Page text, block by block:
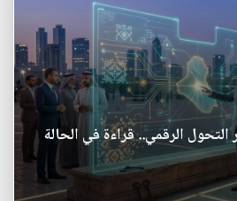
الرقمي.. قراءة في الحالة